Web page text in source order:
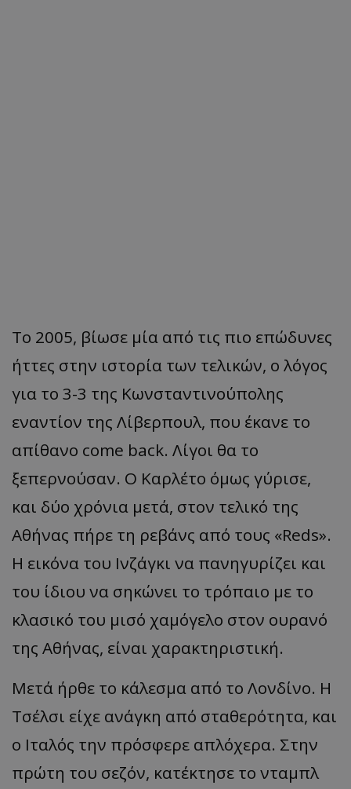
Το 2005, βίωσε μία από τις πιο επώδυνες
ήττες στην ιστορία των τελικών, ο λόγος
για το 3-3 της Κωνσταντινούπολης
εναντίον της Λίβερπουλ, που έκανε το
απίθανο come back. Λίγοι θα το
ξεπερνούσαν. Ο Καρλέτο όμως γύρισε,
και δύο χρόνια μετά, στον τελικό της
Αθήνας πήρε τη ρεβάνς από τους «Reds».
Η εικόνα του Ινζάγκι να πανηγυρίζει και
του ίδιου να σηκώνει το τρόπαιο με το
κλασικό του μισό χαμόγελο στον ουρανό
της Αθήνας, είναι χαρακτηριστική.
Μετά ήρθε το κάλεσμα από το Λονδίνο. Η
Τσέλσι είχε ανάγκη από σταθερότητα, και
ο Ιταλός την πρόσφερε απλόχερα. Στην
πρώτη του σεζόν, κατέκτησε το νταμπλ